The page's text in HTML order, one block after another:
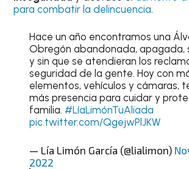
para combatir la delincuencia.
Hace un año encontramos una
Obregón abandonada, apagada,
y sin que se atendieran los
seguridad de la gente. Hoy con
elementos, vehículos y cámaras,
más presencia para cuidar y
familia. #LíaLimónTuAliada
pic.twitter.com/QgejwPlJKW
— Lía Limón García (@lialimon)
2022